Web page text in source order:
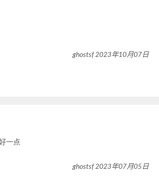
ghostsf 2023年10月07日
一点
ghostsf 2023年07月05日